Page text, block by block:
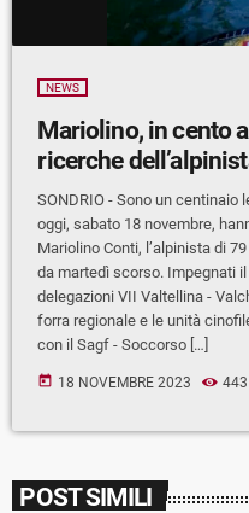
NEWS
Mariolino, in cento
ricerche
SONDRIO - Sono un centinaio
oggi, sabato 18 novembre,
Mariolino Conti, l’alpinista di
da martedì scorso. Impegnati
delegazioni VII Valtellina -
forra regionale e le unità
con il Sagf - Soccorso […]
today 18 NOVEMBRE 2023 443
POST SIMILI